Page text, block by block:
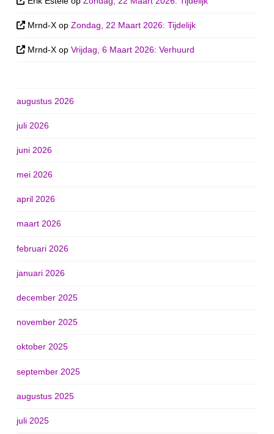
Mrnd-X opZondag, 22 Maart 2026: Tijdelijk
Mrnd-X opVrijdag, 6 Maart 2026: Verhuurd
augustus 2026
juli 2026
juni 2026
mei 2026
april 2026
maart 2026
februari 2026
januari 2026
december 2025
november 2025
oktober 2025
september 2025
augustus 2025
juli 2025